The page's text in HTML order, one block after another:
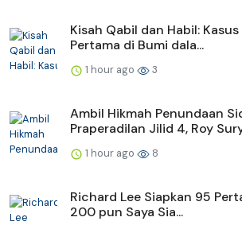
Kisah Qabil dan Habil:
Pertama di Bumi dala...
1 hour ago 3
Ambil Hikmah Penundaan
Praperadilan Jilid 4, Roy
1 hour ago 8
Richard Lee Siapkan 95
200 pun Saya Sia...